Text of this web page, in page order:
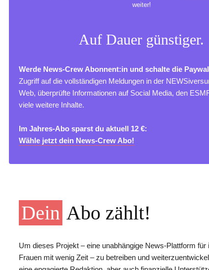
weiter!
Auf Dauer günstiger.
Werde News-Crew Abonnent:in und schalte die
Zugriff auf die vollständigen Meldungen in der
Web, überprüfte Informationen auf Social Media, den
viele weitere Inhalte.
Im Jahres-Abo sparst du aktuell 12 €:
Wähle jetzt dein News-Crew Abo!
Dein Abo zählt!
Um dieses Projekt – eine unabhängige News-Plattform für
Frauen mit wenig Zeit – zu betreiben und